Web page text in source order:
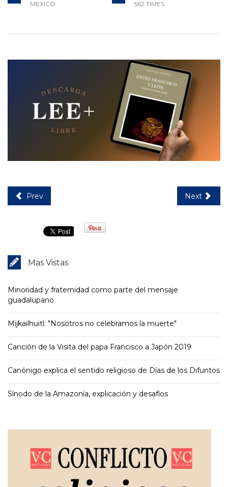
MEXICO 562 TIMES
Prev Next
Mas Vistas
Minoridad y fraternidad como parte del mensaje
guadalupano
Mijkailhuitl: "Nosotros no celebramos la muerte"
Canción de la Visita del papa Francisco a Japón 2019
Canónigo explica el sentido religioso de Días de los Difuntos
Sínodo de la Amazonía, explicación y desafíos